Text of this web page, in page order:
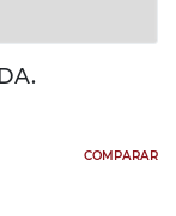
COMPARAR